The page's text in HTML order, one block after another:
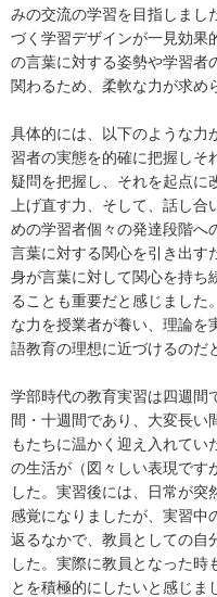
みの交流の学習を目指しまし
づく学習デザインが一見効果
の言葉に対する姿勢や学習者
関わるため、柔軟な力が求め
具体的には、以下のような力
習者の実態を的確に把握しそ
疑問を把握し、それを起点に
上げ直す力、そして、話し
めの学習者個々の発達段階へ
言葉に対する関心を引き出す
身が言葉に対して関心を持ち
ることも重要だと感じました
な力を授業者が養い、理論を
語教育の理想に近づけるのだ
学部時代の教育実習は四週間
間・十週間であり、大変長い
もたちに温かく迎え入れてい
の生活が（図々しい表現です
した。実習後には、日常が突
感覚になりましたが、実習中
返るなかで、教員としての自
した。実際に教員となった時
とを積極的にしたいと感じま